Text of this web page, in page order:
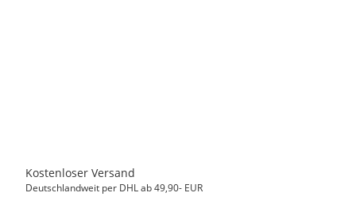
Kostenloser Versand
Deutschlandweit per DHL ab 49,90- EUR